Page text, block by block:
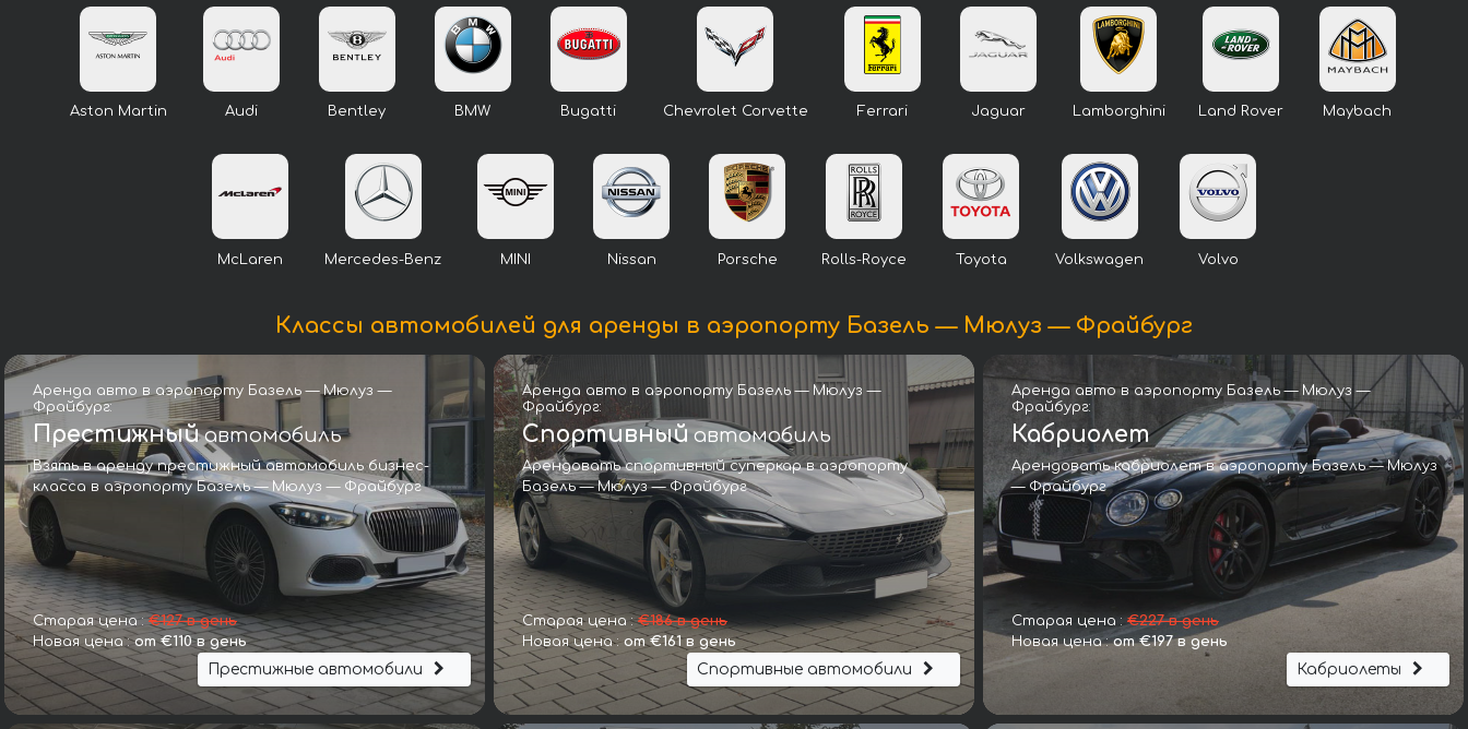
Aston Martin Audi Bentley BMW Bugatti Chevrolet Corvette Ferrari Jaguar Lamborghini Land Rover Maybach
McLaren Mercedes-Benz MINI Nissan Porsche Rolls-Royce Toyota Volkswagen Volvo
Классы автомобилей для аренды в аэропорту Базель — Мюлуз — Фрайбург
Аренда авто в аэропорту Базель — Мюлуз —
Фрайбург:
Престижныйавтомобиль
Взять в аренду престижный автомобиль бизнес-
класса в аэропорту Базель — Мюлуз — Фрайбург
Роллс-Ройс Dawn (чёрный)
Старая цена :€127 в день
Новая цена :от €110 в день
Престижные автомобили
Аренда авто в аэропорту Базель — Мюлуз —
Фрайбург:
Спортивныйавтомобиль
Арендовать спортивный суперкар в аэропорту
Базель — Мюлуз — Фрайбург
Бентли GTC W12 First Edition
Старая цена :€186 в день
Новая цена :от €161 в день
Спортивные автомобили
Аренда авто в аэропорту Базель — Мюлуз —
Фрайбург:
Кабриолет
Арендовать кабриолет в аэропорту Базель — Мюлуз
— Фрайбург
Старая цена : €227 в день
Новая цена :от €197 в день
Кабриолеты